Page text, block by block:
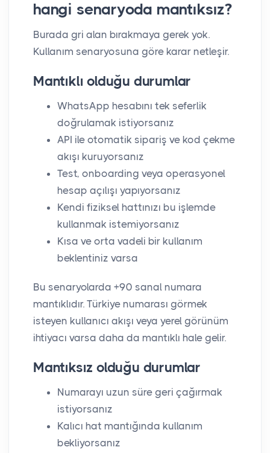
hangi senaryoda mantıksız?
Burada gri alan bırakmaya gerek yok.
Kullanım senaryosuna göre karar netleşir.
Mantıklı olduğu durumlar
WhatsApp hesabını tek seferlik
doğrulamak istiyorsanız
API ile otomatik sipariş ve kod çekme
akışı kuruyorsanız
Test, onboarding veya operasyonel
hesap açılışı yapıyorsanız
Kendi fiziksel hattınızı bu işlemde
kullanmak istemiyorsanız
Kısa ve orta vadeli bir kullanım
beklentiniz varsa
Bu senaryolarda +90 sanal numara
mantıklıdır. Türkiye numarası görmek
isteyen kullanıcı akışı veya yerel görünüm
ihtiyacı varsa daha da mantıklı hale gelir.
Mantıksız olduğu durumlar
Numarayı uzun süre geri çağırmak
istiyorsanız
Kalıcı hat mantığında kullanım
bekliyorsanız